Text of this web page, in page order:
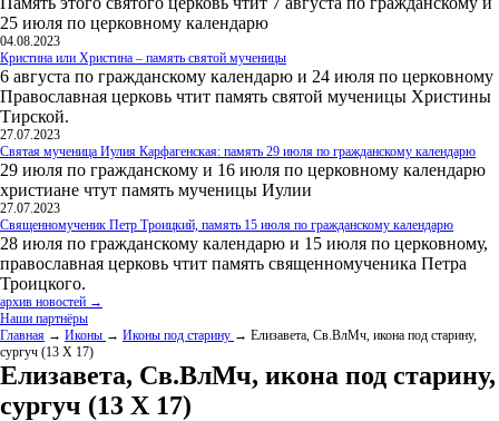
25 июля по церковному календарю
04.08.2023
Кристина или Христина – память святой мученицы
6 августа по гражданскому календарю и 24 июля по церковному
Православная церковь чтит память святой мученицы Христины
Тирской.
27.07.2023
Святая мученица Иулия Карфагенская: память 29 июля по гражданскому календарю
29 июля по гражданскому и 16 июля по церковному календарю
христиане чтут память мученицы Иулии
27.07.2023
Священномученик Петр Троицкий, память 15 июля по гражданскому календарю
28 июля по гражданскому календарю и 15 июля по церковному,
православная церковь чтит память священномученика Петра
Троицкого.
архив новостей →
Наши партнёры
Главная → Иконы → Иконы под старину → Елизавета, Св.ВлМч, икона под старину,
сургуч (13 Х 17)
Елизавета, Св.ВлМч, икона под старину,
сургуч (13 Х 17)